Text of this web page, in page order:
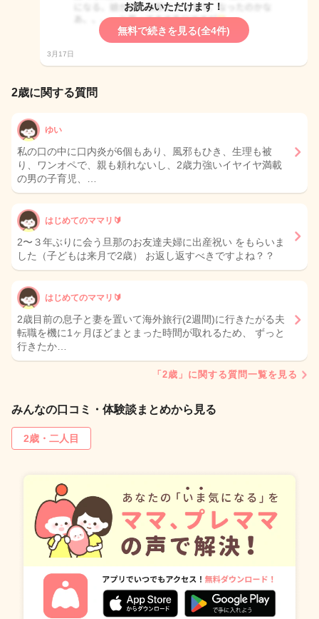
お読みいただけます！
無料で続きを見る(全4件)
3月17日
2歳に関する質問
ゆい
私の口の中に口内炎が6個もあり、風邪もひき、生理も被
り、ワンオペで、親も頼れないし、2歳力強いイヤイヤ満載
の男の子育児、…
はじめてのママリ🔰
2〜３年ぶりに会う旦那のお友達夫婦に出産祝い をもらいま
した（子どもは来月で2歳） お返し返すべきですよね？？
はじめてのママリ🔰
2歳目前の息子と妻を置いて海外旅行(2週間)に行きたがる夫
転職を機に1ヶ月ほどまとまった時間が取れるため、 ずっと
行きたか…
「2歳」に関する質問一覧を見る
みんなの口コミ・体験談まとめから見る
2歳・二人目